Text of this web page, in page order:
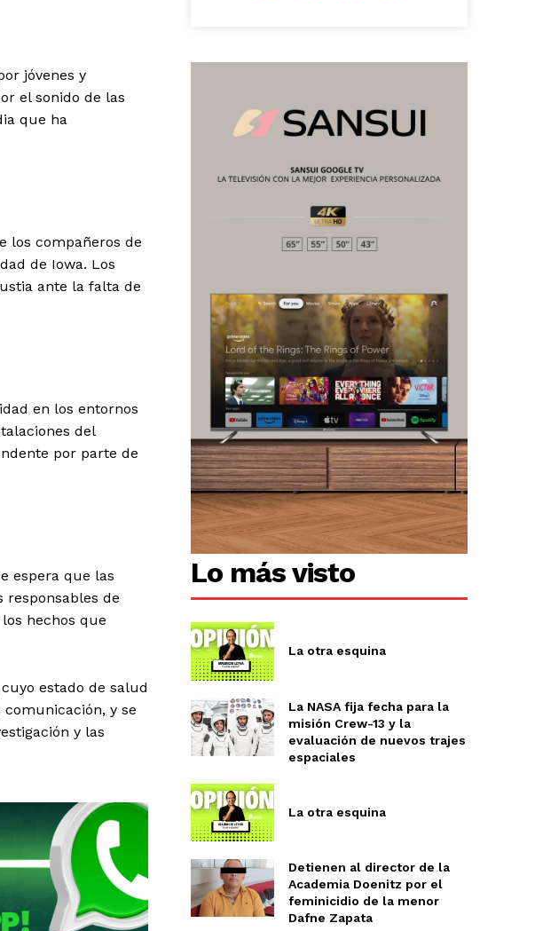
Campeche
Chiapas
Ciudad de México
Estado de México
Veracruz
jóvenes y
el sonido de las
que ha
los compañeros de
de Iowa. Los
ante la falta de
en los entornos
del
por parte de
espera que las
de
hechos que
estado de salud
y se
y las
Lo más visto
La otra esquina
La NASA fija fecha para la
misión Crew-13 y la
evaluación de nuevos trajes
espaciales
La otra esquina
Detienen al director de la
Academia Doenitz por el
feminicidio de la menor
Dafne Zapata